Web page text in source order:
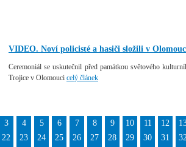
VIDEO. Noví policisté a hasiči složili v
Ceremoniál se uskutečnil před památkou světového
Trojice v Olomouci celý článek
3 4 5 6 7 8 9 10 11 12
22 23 24 25 26 27 28 29 30 31